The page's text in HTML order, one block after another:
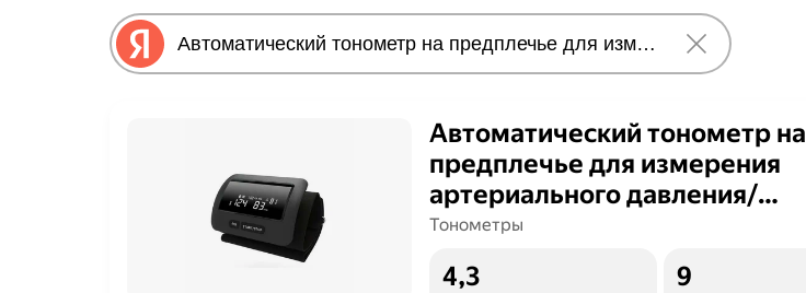
Автоматический тонометр на
предплечье для измерения
артериального давления/
голосовой помощник/большая
Тонометры
4,3 9